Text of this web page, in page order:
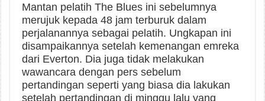
Mantan pelatih The Blues ini sebelumnya
merujuk kepada 48 jam terburuk dalam
perjalanannya sebagai pelatih. Ungkapan ini
disampaikannya setelah kemenangan emreka
dari Everton. Dia juga tidak melakukan
wawancara dengan pers sebelum
pertandingan seperti yang biasa dia lakukan
setelah pertandingan di minggu lalu yang